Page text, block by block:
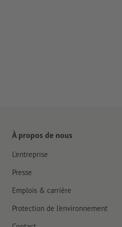
À propos de nous
L'entreprise
Presse
Emplois & carrière
Protection de l'environnement